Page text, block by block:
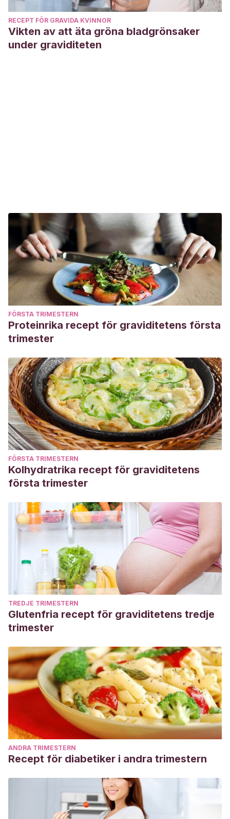
RECEPT FÖR GRAVIDA KVINNOR
Vikten av att äta gröna bladgrönsaker
under graviditeten
FÖRSTA TRIMESTERN
Proteinrika recept för graviditetens första
trimester
FÖRSTA TRIMESTERN
Kolhydratrika recept för graviditetens
första trimester
TREDJE TRIMESTERN
Glutenfria recept för graviditetens tredje
trimester
ANDRA TRIMESTERN
Recept för diabetiker i andra trimestern